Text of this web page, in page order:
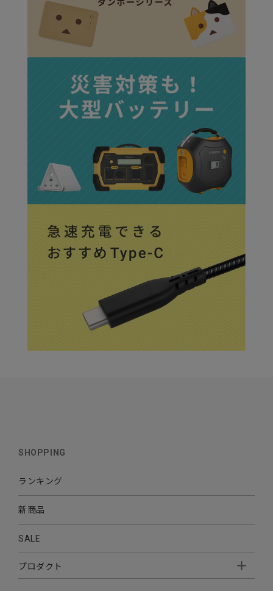
SHOPPING
ランキング
新商品
SALE
プロダクト